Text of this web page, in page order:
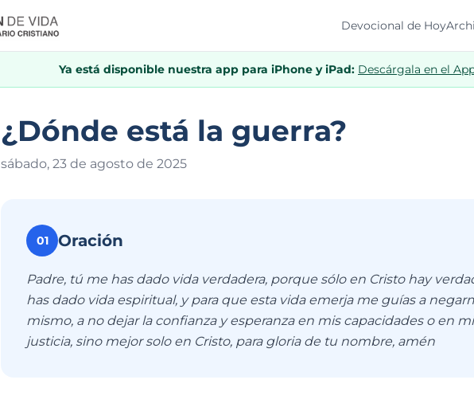
Devocional de Hoy
Ya está disponible nuestra app para iPhone y iPad: Descárgala en el
¿Dónde está la guerra?
sábado, 23 de agosto de 2025
01 Oración
Padre, tú me has dado vida verdadera, porque sólo en Cristo hay
has dado vida espiritual, y para que esta vida emerja me guías a
mismo, a no dejar la confianza y esperanza en mis capacidades o en
justicia, sino mejor solo en Cristo, para gloria de tu nombre, amén